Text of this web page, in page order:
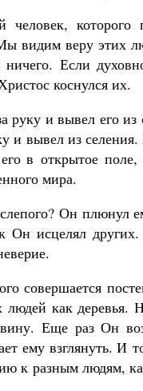
которого
видим веру этих
ничего. Если
коснулся их.
руку и вывел его
и вывел из
в открытое
мира.
Он плюнул
Он исцелял
совершается
как деревья.
Еще раз Он
ему взглянуть. И
к разным людям,